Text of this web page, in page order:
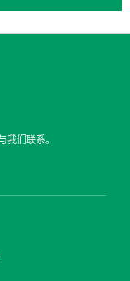
我们联系。